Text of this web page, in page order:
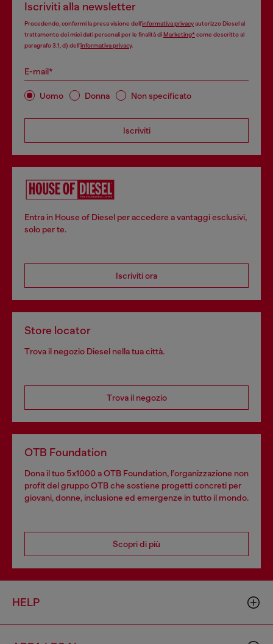
Iscriviti alla newsletter
Procedendo, confermi la presa visione dell’informativa privacyautorizzo Diesel al
trattamento dei miei dati personali per le finalità diMarketing*come descritto al
paragrafo 3.1, d) dell’informativa privacy.
E-mail*
Uomo Donna Non specificato
Iscriviti
Entra in House of Diesel per accedere a vantaggi esclusivi,
solo per te.
Iscriviti ora
Store locator
Trova il negozio Diesel nella tua città.
Trova il negozio
OTB Foundation
Dona il tuo 5x1000 a OTB Foundation, l’organizzazione non
profit del gruppo OTB che sostiene progetti concreti per
giovani, donne, inclusione ed emergenze in tutto il mondo.
Scopri di più
HELP